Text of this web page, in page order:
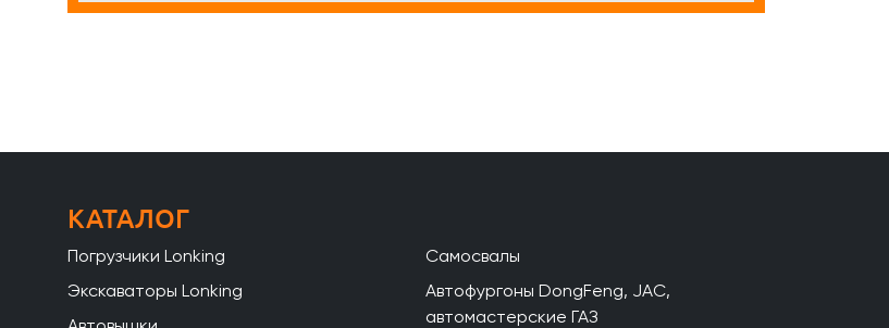
КАТАЛОГ
Погрузчики Lonking
Экскаваторы Lonking
Самосвалы
Автофургоны DongFeng, JAC,
автомастерские ГАЗ